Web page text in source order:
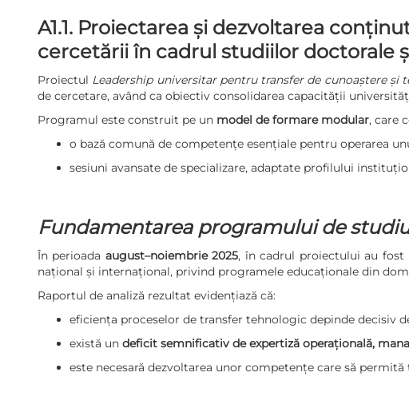
A1.1. Proiectarea și dezvoltarea
cercetării în cadrul studiilor doctorale
Proiectul Leadership universitar pentru transfer de cunoaștere și
de cercetare, având ca obiectiv consolidarea capacității
Programul este construit pe un model de formare modular, care
o bază comună de competențe esențiale pentru operarea
sesiuni avansate de specializare, adaptate profilului
Fundamentarea programului de
În perioada august–noiembrie 2025, în cadrul proiectului au fost
național și internațional, privind programele educaționale din
Raportul de analiză rezultat evidențiază că:
eficiența proceselor de transfer tehnologic depinde decisiv
există un deficit semnificativ de expertiză operațională,
este necesară dezvoltarea unor competențe care să